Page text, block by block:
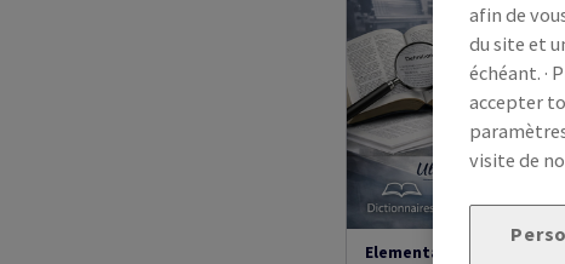
Elementa Opaque Classic
afin de
du site et
échéant. ·
accepter
visite de